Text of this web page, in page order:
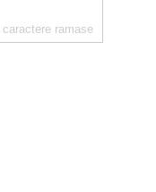
caractere ramase